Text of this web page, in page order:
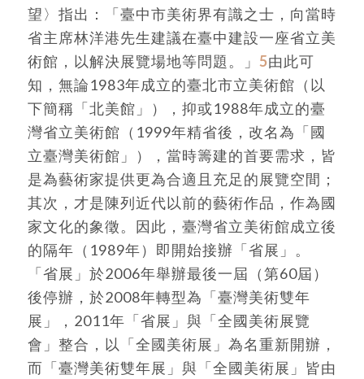
望〉指出：「臺中市美術界有識之士，向當時
省主席林洋港先生建議在臺中建設一座省立美
術館，以解決展覽場地等問題。」 5由此可
知，無論1983年成立的臺北市立美術館（以
下簡稱「北美館」），抑或1988年成立的臺
灣省立美術館（1999年精省後，改名為「國
立臺灣美術館」），當時籌建的首要需求，皆
是為藝術家提供更為合適且充足的展覽空間；
其次，才是陳列近代以前的藝術作品，作為國
家文化的象徵。因此，臺灣省立美術館成立後
的隔年（1989年）即開始接辦「省展」。
「省展」於2006年舉辦最後一屆（第60屆）
後停辦，於2008年轉型為「臺灣美術雙年
展」，2011年「省展」與「全國美術展覽
會」整合，以「全國美術展」為名重新開辦，
而「臺灣美術雙年展」與「全國美術展」皆由